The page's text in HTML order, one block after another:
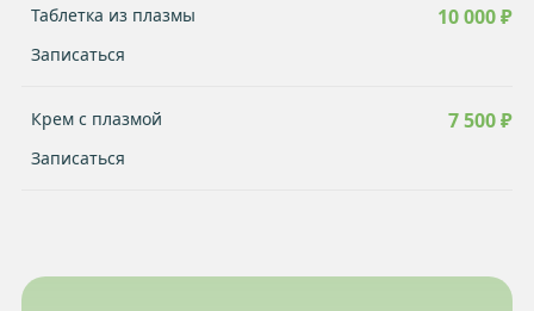
Таблетка из плазмы
Записаться
10 000 ₽
Крем с плазмой
Записаться
7 500 ₽